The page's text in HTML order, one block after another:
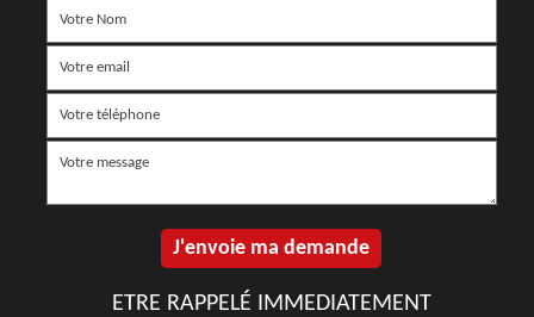
ETRE RAPPELÉ IMMEDIATEMENT